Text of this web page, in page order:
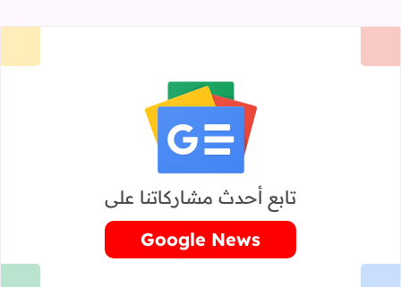
تابع أحدث مشاركاتنا على
Google News